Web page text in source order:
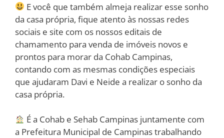
E você que também almeja realizar esse sonho
da casa própria, fique atento às nossas redes
sociais e site com os nossos editais de
chamamento para venda de imóveis novos e
prontos para morar da Cohab Campinas,
contando com as mesmas condições especiais
que ajudaram Davi e Neide a realizar o sonho da
casa própria.
É a Cohab e Sehab Campinas juntamente com
a Prefeitura Municipal de Campinas trabalhando